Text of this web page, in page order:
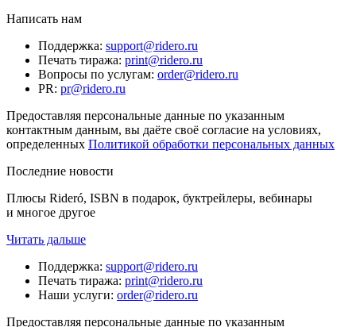
Написать нам
Поддержка: support@ridero.ru
Печать тиража: print@ridero.ru
Вопросы по услугам: order@ridero.ru
PR: pr@ridero.ru
Предоставляя персональные данные по указанным
контактным данным, вы даёте своё согласие на условиях,
определенных Политикой обработки персональных данных
Последние новости
Плюсы Rideró, ISBN в подарок, буктрейлеры, вебинары
и многое другое
Читать дальше
Поддержка: support@ridero.ru
Печать тиража: print@ridero.ru
Наши услуги: order@ridero.ru
Предоставляя персональные данные по указанным